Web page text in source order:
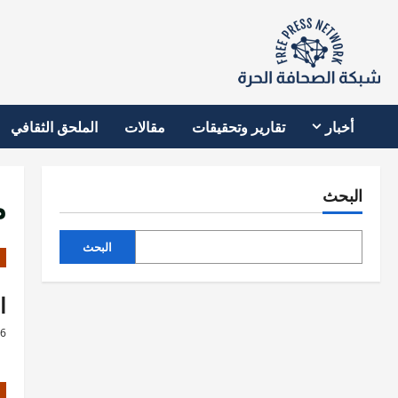
أخبار تقارير وتحقيقات مقالات الملحق الثقافي
البحث
البحث